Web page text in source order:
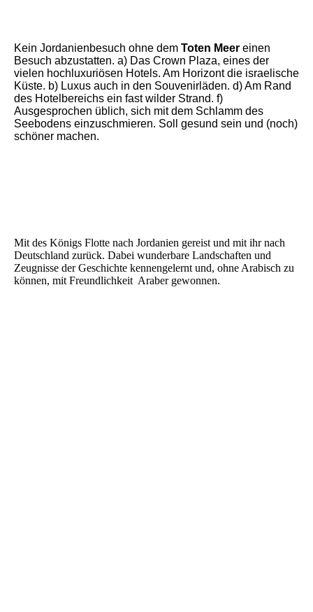
Kein Jordanienbesuch ohne dem Toten Meer einen
Besuch abzustatten. a) Das Crown Plaza, eines der
vielen hochluxuriösen Hotels. Am Horizont die israelische
Küste. b) Luxus auch in den Souvenirläden. d) Am Rand
des Hotelbereichs ein fast wilder Strand. f)
Ausgesprochen üblich, sich mit dem Schlamm des
Seebodens einzuschmieren. Soll gesund sein und (noch)
schöner machen.
Mit des Königs Flotte nach Jordanien gereist und mit ihr nach
Deutschland zurück. Dabei wunderbare Landschaften und
Zeugnisse der Geschichte kennengelernt und, ohne Arabisch zu
können, mit Freundlichkeit Araber gewonnen.